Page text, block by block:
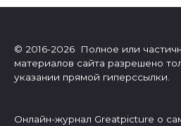
© 2016-2026 Полное или
материалов сайта разрешено
указании прямой гиперссылки.
Онлайн-журнал Greatpicture о